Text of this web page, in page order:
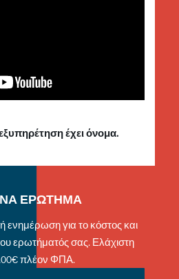
έχει όνομα.
ΕΡΩΤΗΜΑ
για το κόστος και
ερωτήματός σας. Ελάχιστη
πλέον ΦΠΑ.